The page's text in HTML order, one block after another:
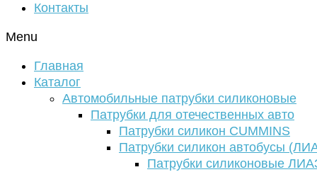
Контакты
Menu
Главная
Каталог
Автомобильные патрубки силиконовые
Патрубки для отечественных авто
Патрубки силикон CUMMINS
Патрубки силикон автобусы
Патрубки силиконовые